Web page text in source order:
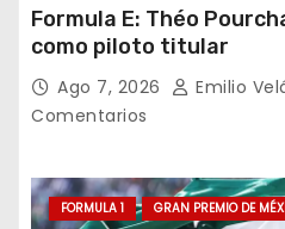
Formula E: Théo
como piloto titular
Ago 7, 2026 Emilio
Comentarios
FORMULA 1 GRAN PREMIO DE